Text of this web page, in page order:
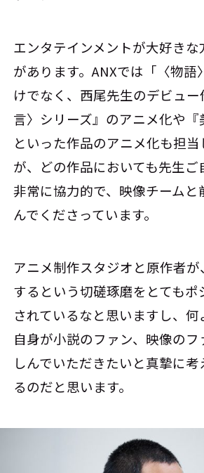
エンタテインメントが大好き
があります。ANXでは「〈物語
けでなく、西尾先生のデビュ
言〉シリーズ』のアニメ化や『
といった作品のアニメ化も担
が、どの作品においても先生ご
非常に協力的で、映像チームと
んでくださっています。
アニメ制作スタジオと原作者
するという切磋琢磨をとてもポ
されているなと思いますし、
自身が小説のファン、映像の
しんでいただきたいと真摯に考
るのだと思います。